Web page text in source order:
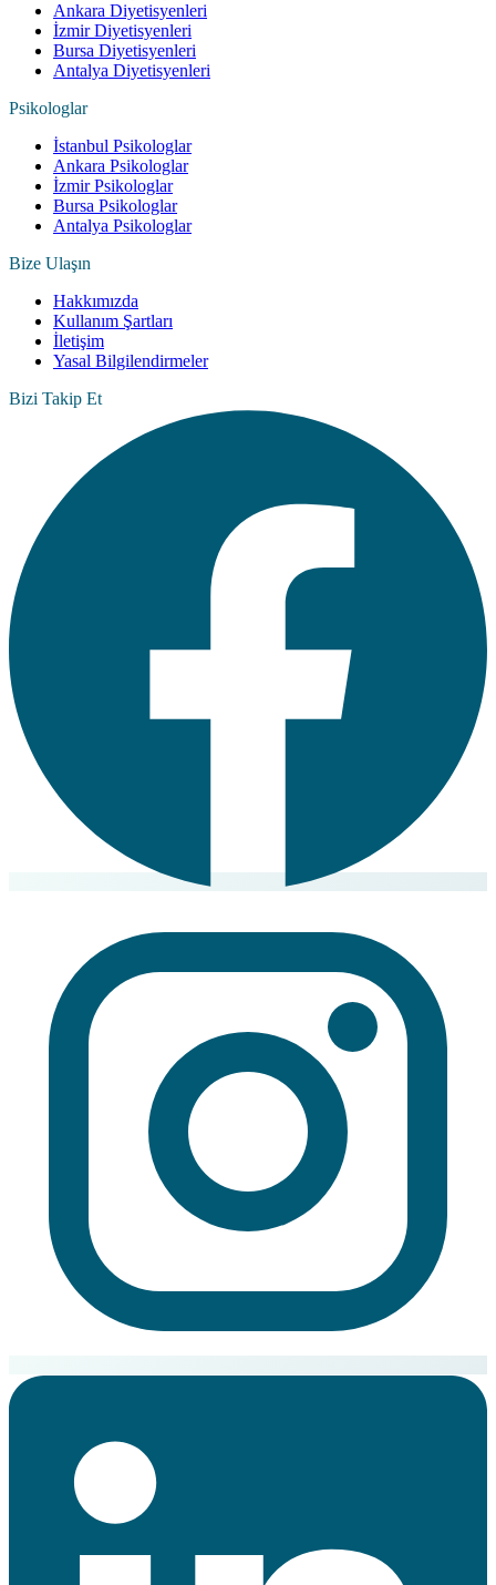
Ankara Diyetisyenleri
İzmir Diyetisyenleri
Bursa Diyetisyenleri
Antalya Diyetisyenleri
Psikologlar
İstanbul Psikologlar
Ankara Psikologlar
İzmir Psikologlar
Bursa Psikologlar
Antalya Psikologlar
Bize Ulaşın
Hakkımızda
Kullanım Şartları
İletişim
Yasal Bilgilendirmeler
Bizi Takip Et